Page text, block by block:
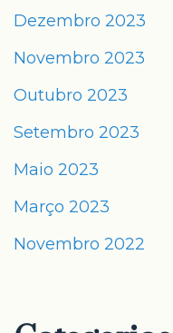
Dezembro 2023
Novembro 2023
Outubro 2023
Setembro 2023
Maio 2023
Março 2023
Novembro 2022